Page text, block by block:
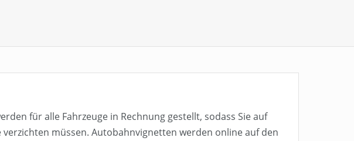
für alle Fahrzeuge in Rechnung gestellt, sodass Sie auf
müssen. Autobahnvignetten werden online auf den